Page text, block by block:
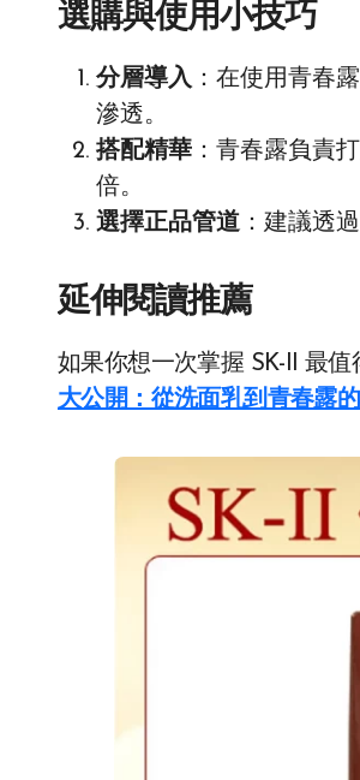
選購與使用小技巧
分層導入：在使用青春
滲透。
搭配精華 ：青春露負責
倍。
選擇正品管道 ：建議透
延伸閱讀推薦
如果你想一次掌握 SK-II 最
大公開：從洗面乳到青春露